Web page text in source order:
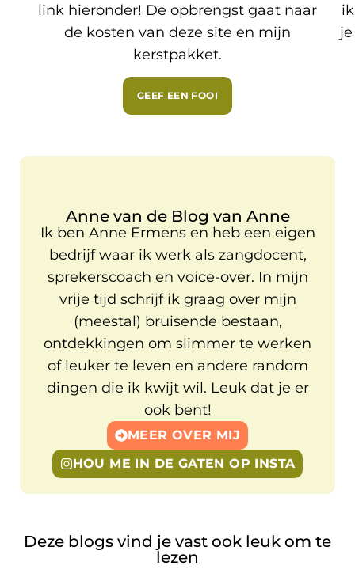
link hieronder! De opbrengst gaat naar
de kosten van deze site en mijn
kerstpakket.
GEEF EEN FOOI
Anne van de Blog van Anne
Ik ben Anne Ermens en heb een eigen
bedrijf waar ik werk als zangdocent,
sprekerscoach en voice-over. In mijn
vrije tijd schrijf ik graag over mijn
(meestal) bruisende bestaan,
ontdekkingen om slimmer te werken
of leuker te leven en andere random
dingen die ik kwijt wil. Leuk dat je er
ook bent!
MEER OVER MIJ
HOU ME IN DE GATEN OP INSTA
Deze blogs vind je vast ook leuk om te
lezen